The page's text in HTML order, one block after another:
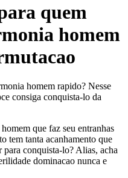
quem
homem
homem rapido? Nesse
consiga conquista-lo da
que faz seu entranhas
tem tanta acanhamento que
para conquista-lo? Alias, acha
dominacao nunca e